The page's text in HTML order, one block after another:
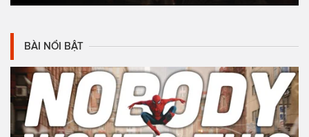
BÀI NỔI BẬT